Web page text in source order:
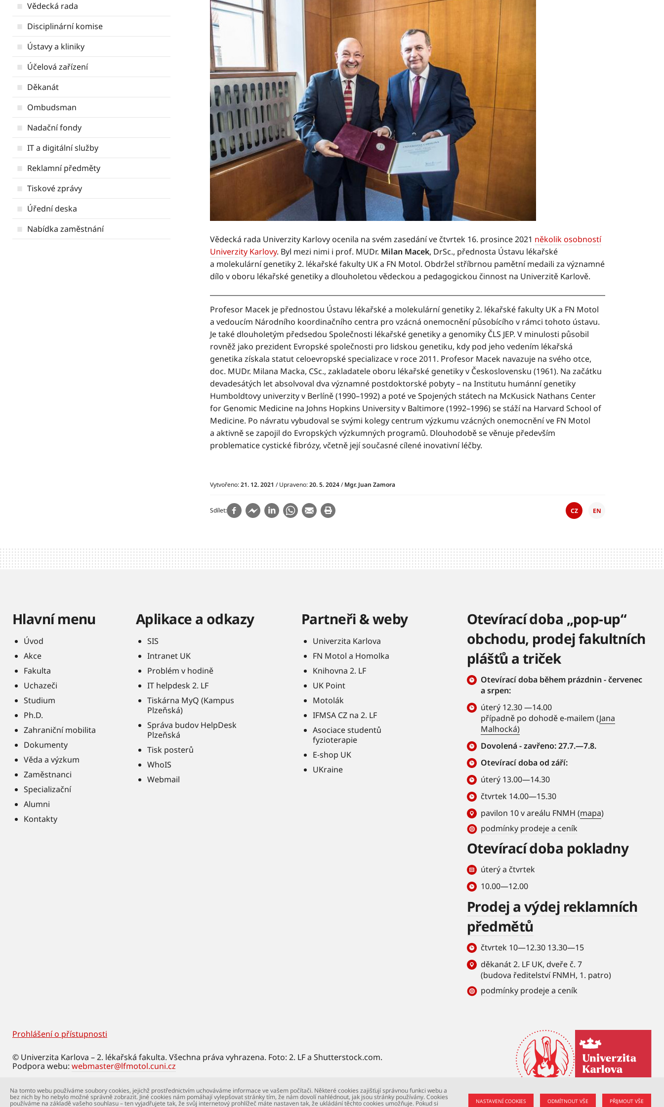
Vědecká rada
Disciplinární komise
Ústavy a kliniky
Účelová zařízení
Děkanát
Ombudsman
Nadační fondy
IT a digitální služby
Reklamní předměty
Tiskové zprávy
Úřední deska
Nabídka zaměstnání
Vědecká rada Univerzity Karlovy ocenila na svém zasedání ve čtvrtek 16. prosince 2021 několik osobností
Univerzity Karlovy. Byl mezi nimi i prof. MUDr. Milan Macek, DrSc., přednosta Ústavu lékařské
a molekulární genetiky 2. lékařské fakulty UK a FN Motol. Obdržel stříbrnou pamětní medaili za významné
dílo v oboru lékařské genetiky a dlouholetou vědeckou a pedagogickou činnost na Univerzitě Karlově.
Profesor Macek je přednostou Ústavu lékařské a molekulární genetiky 2. lékařské fakulty UK a FN Motol
a vedoucím Národního koordinačního centra pro vzácná onemocnění působícího v rámci tohoto ústavu.
Je také dlouholetým předsedou Společnosti lékařské genetiky a genomiky ČLS JEP. V minulosti působil
rovněž jako prezident Evropské společnosti pro lidskou genetiku, kdy pod jeho vedením lékařská
genetika získala statut celoevropské specializace v roce 2011. Profesor Macek navazuje na svého otce,
doc. MUDr. Milana Macka, CSc., zakladatele oboru lékařské genetiky v Československu (1961). Na začátku
devadesátých let absolvoval dva významné postdoktorské pobyty – na Institutu humánní genetiky
Humboldtovy univerzity v Berlíně (1990–1992) a poté ve Spojených státech na McKusick Nathans Center
for Genomic Medicine na Johns Hopkins University v Baltimore (1992–1996) se stáží na Harvard School of
Medicine. Po návratu vybudoval se svými kolegy centrum výzkumu vzácných onemocnění ve FN Motol
a aktivně se zapojil do Evropských výzkumných programů. Dlouhodobě se věnuje především
problematice cystické fibrózy, včetně její současné cílené inovativní léčby.
Vytvořeno:21. 12. 2021 / Upraveno:20. 5. 2024/Mgr. Juan Zamora
Sdílet CZ EN
Hlavní menu
Úvod
Akce
Fakulta
Uchazeči
Studium
Ph.D.
Zahraniční mobilita
Dokumenty
Věda a výzkum
Zaměstnanci
Specializační
Alumni
Kontakty
Aplikace a odkazy
SIS
Intranet UK
Problém v hodině
IT helpdesk 2. LF
Tiskárna MyQ (Kampus
Plzeňská)
Správa budov HelpDesk
Plzeňská
Tisk posterů
WhoIS
Webmail
Partneři & weby
Univerzita Karlova
FN Motol a Homolka
Knihovna 2. LF
UK Point
Motolák
IFMSA CZ na 2. LF
Asociace studentů
fyzioterapie
E-shop UK
UKraine
Otevírací doba „pop-up“
obchodu, prodej fakultních
plášťů a triček
Otevírací doba během prázdnin - červenec
a srpen:
úterý 12.30 —14.00
případně po dohodě e-mailem (Jana
Malhocká)
Dovolená - zavřeno: 27.7.—7.8.
Otevírací doba od září:
úterý 13.00—14.30
čtvrtek 14.00—15.30
pavilon 10 v areálu FNMH (mapa)
podmínky prodeje a ceník
Otevírací doba pokladny
úterý a čtvrtek
10.00—12.00
Prodej a výdej reklamních
předmětů
čtvrtek 10—12.30 13.30—15
děkanát 2. LF UK, dveře č. 7
(budova ředitelství FNMH, 1. patro)
podmínky prodeje a ceník
Footer
Prohlášení o přístupnosti
© Univerzita Karlova – 2. lékařská fakulta. Všechna práva vyhrazena. Foto: 2. LF a Shutterstock.com.
Podpora webu: webmaster@lfmotol.cuni.cz
Na tomto webu používáme soubory cookies, jejichž prostřednictvím uchováváme informace ve vašem počítači. Některé cookies zajišťují správnou funkci webu a
bez nich by ho nebylo možné správně zobrazit. Jiné cookies nám pomáhají vylepšovat stránky tím, že nám dovolí nahlédnout, jak jsou stránky používány. Cookies
používáme na základě vašeho souhlasu – ten vyjadřujete tak, že svůj internetový prohlížeč máte nastaven tak, že ukládání těchto cookies umožňuje. Pokud si NASTAVENÍ COOKIES ODMÍTNOUT VŠE PŘIJMOUT VŠE